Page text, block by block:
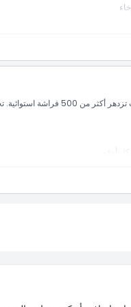
استكشف جزيرة النور في الشارقة وادخل بيت
أوفو